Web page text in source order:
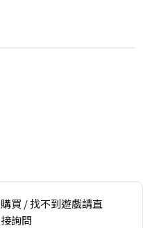
購買 / 找不到遊戲請直
接詢問